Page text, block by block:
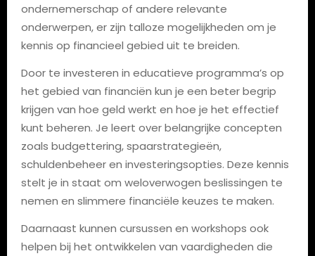
ondernemerschap of andere relevante
onderwerpen, er zijn talloze mogelijkheden om je
kennis op financieel gebied uit te breiden.
Door te investeren in educatieve programma’s op
het gebied van financiën kun je een beter begrip
krijgen van hoe geld werkt en hoe je het effectief
kunt beheren. Je leert over belangrijke concepten
zoals budgettering, spaarstrategieën,
schuldenbeheer en investeringsopties. Deze kennis
stelt je in staat om weloverwogen beslissingen te
nemen en slimmere financiële keuzes te maken.
Daarnaast kunnen cursussen en workshops ook
helpen bij het ontwikkelen van vaardigheden die